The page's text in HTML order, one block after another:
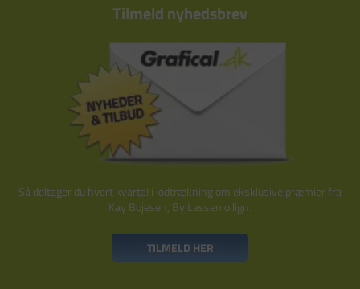
Tilmeld nyhedsbrev
Så deltager du hvert kvartal i lodtrækning om eksklusive præmier fra
Kay Bojesen, By Lassen o.lign.
TILMELD HER